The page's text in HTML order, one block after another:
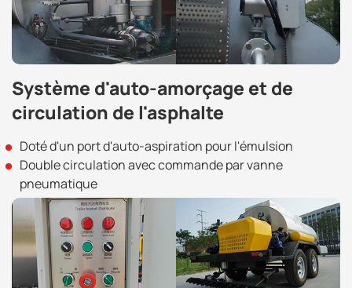
Système d'auto-amorçage et de
circulation de l'asphalte
Doté d'un port d'auto-aspiration pour l'émulsion
Double circulation avec commande par vanne
pneumatique